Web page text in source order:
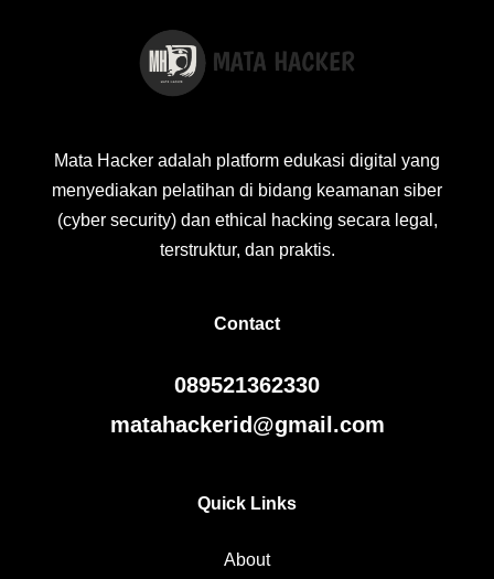
Mata Hacker adalah platform edukasi digital yang
menyediakan pelatihan di bidang keamanan siber
(cyber security) dan ethical hacking secara legal,
terstruktur, dan praktis.
Contact
089521362330
matahackerid@gmail.com
Quick Links
About